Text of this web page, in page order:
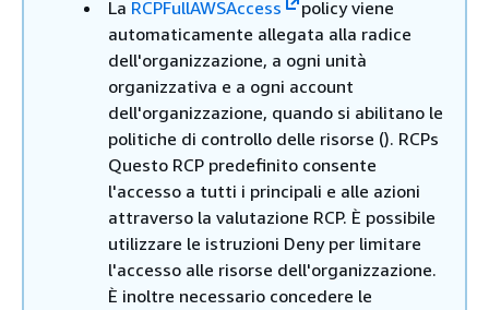
La RCPFullAWSAccess
policy viene
automaticamente allegata alla radice
dell'organizzazione, a ogni unità
organizzativa e a ogni account
dell'organizzazione, quando si abilitano le
politiche di controllo delle risorse (). RCPs
Questo RCP predefinito consente
l'accesso a tutti i principali e alle azioni
attraverso la valutazione RCP. È possibile
utilizzare le istruzioni Deny per limitare
l'accesso alle risorse dell'organizzazione.
È inoltre necessario concedere le